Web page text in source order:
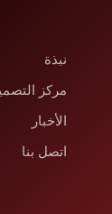
نبذة
مركز
الأخبار
اتصل بنا